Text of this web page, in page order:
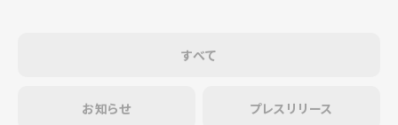
すべて
お知らせ プレスリリース